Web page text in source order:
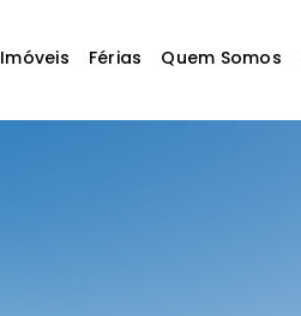
Imóveis Férias Quem Somos